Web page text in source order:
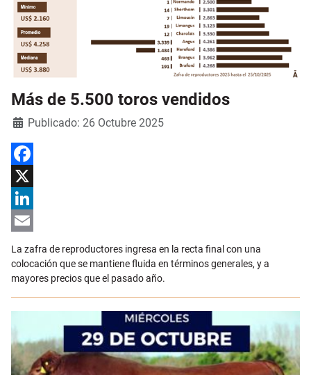
Más de 5.500 toros vendidos
Detalles
Publicado: 26 Octubre 2025
Facebook
X
LinkedIn
La zafra de reproductores ingresa en la recta final con una
colocación que se mantiene fluida en términos generales, y a
mayores precios que el pasado año.